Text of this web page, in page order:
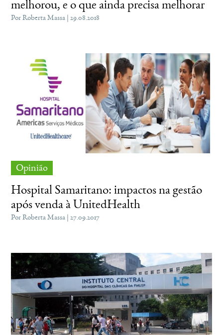
melhorou, e o que ainda precisa melhorar
Por Roberta Massa | 29.08.2018
Opinião
Hospital Samaritano: impactos na gestão
após venda à UnitedHealth
Por Roberta Massa | 27.09.2017